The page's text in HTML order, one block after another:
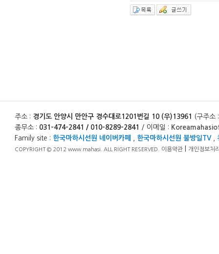
주소 : 경기도 안양시 만안구 경수대로1201번길 10 (우)13961
(구주소
종무소 : 031-474-2841 / 010-8289-2841 / 이메일 :
Family site : 한국마하시선원 네이버카페 한국마하시선원 불방일TV
COPYRIGHT © 2012 www.mahasi. ALL RIGHT RESERVED. 이용약관 개인정보처